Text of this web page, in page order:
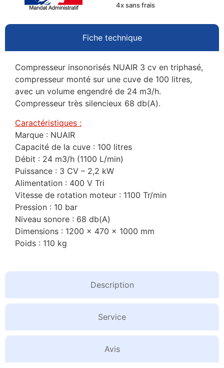
4x sans frais
Fiche technique
Description
Service
Avis
Compresseur insonorisés NUAIR 3 cv en triphasé,
compresseur monté sur une cuve de 100 litres,
avec un volume engendré de 24 m3/h.
Compresseur très silencieux 68 db(A).
Caractéristiques :
Marque : NUAIR
Capacité de la cuve : 100 litres
Débit : 24 m3/h (1100 L/min)
Puissance : 3 CV – 2,2 kW
Alimentation : 400 V Tri
Vitesse de rotation moteur : 1100 Tr/min
Pression : 10 bar
Niveau sonore : 68 db(A)
Dimensions : 1200 x 470 x 1000 mm
Poids : 110 kg